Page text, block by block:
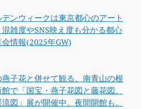
デンウィークは東京都心のアート
雑度やSNS映え度も分かる都心
情報(2025年GW)
燕子花と併せて観る、南青山の根
で「国宝・燕子花図と藤花図、
図」展が開催中。夜間開館も。